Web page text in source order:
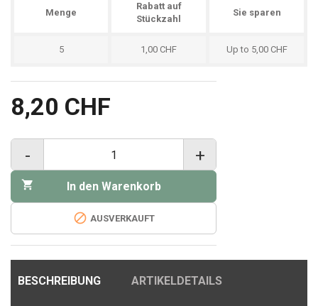
Menge
Rabatt auf
Stückzahl
Sie sparen
5 1,00 CHF Up to 5,00 CHF
8,20 CHF
- +
 In den Warenkorb
 AUSVERKAUFT
BESCHREIBUNG ARTIKELDETAILS